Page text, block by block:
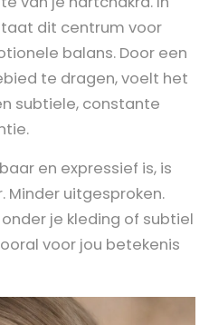
dit centrum voor
balans. Door een
te dragen, voelt het
subtiele, constante
en expressief is, is
Minder uitgesproken.
je kleding of subtiel
voor jou betekenis